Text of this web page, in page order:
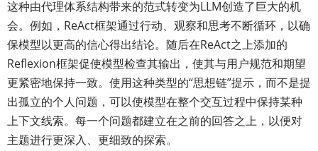
这种由代理体系结构带来的范式转变为LLM创造了巨大的机
会。例如，ReAct框架通过行动、观察和思考不断循环，以确
保模型以更高的信心得出结论。随后在ReAct之上添加的
Reflexion框架促使模型检查其输出，使其与用户规范和期望
更紧密地保持一致。使用这种类型的“思想链”提示，而不是提
出孤立的个人问题，可以使模型在整个交互过程中保持某种
上下文线索。每一个问题都建立在之前的回答之上，以便对
主题进行更深入、更细致的探索。